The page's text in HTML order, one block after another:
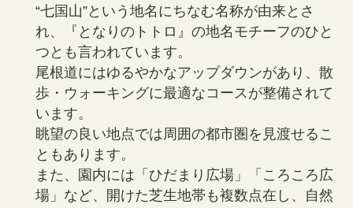
“七国山”という地名にちなむ名称が由来とさ
れ、『となりのトトロ』の地名モチーフのひと
つとも言われています。
尾根道にはゆるやかなアップダウンがあり、散
歩・ウォーキングに最適なコースが整備されて
います。
眺望の良い地点では周囲の都市圏を見渡せるこ
ともあります。
また、園内には「ひだまり広場」「ころころ広
場」など、開けた芝生地帯も複数点在し、自然